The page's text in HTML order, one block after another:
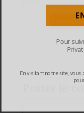
Poster le
En visitant notre site, vous
Pour